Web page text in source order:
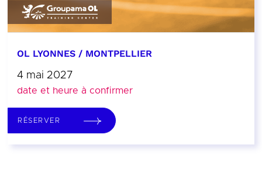
OL LYONNES / MONTPELLIER
4 mai 2027
date et heure à confirmer
RÉSERVER